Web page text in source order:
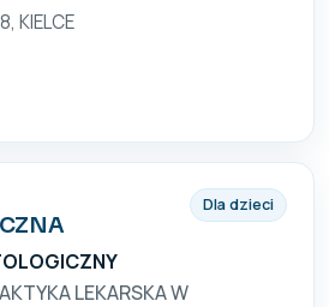
KIELCE
533503400
LEKARSKA W
Dla dzieci